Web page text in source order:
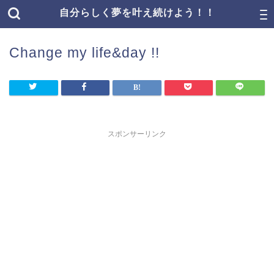
自分らしく夢を叶え続けよう！！
Change my life&day !!
スポンサーリンク